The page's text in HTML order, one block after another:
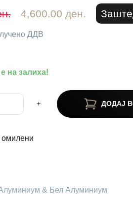
4,600.00 ден.
ДДВ
на залиха!
+ ДОДАЈ
омилени
& Бел Алуминиум